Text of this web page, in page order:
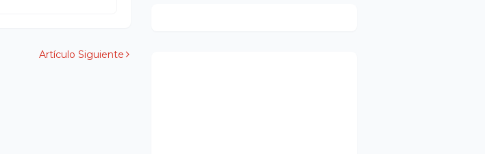
Artículo Siguiente